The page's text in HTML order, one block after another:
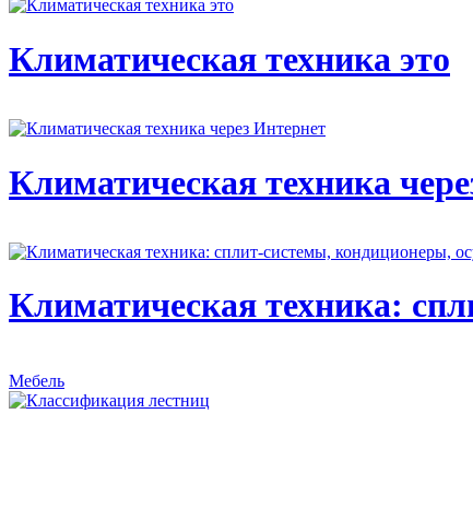
Климатическая техника это
Климатическая техника
Климатическая техника:
Мебель